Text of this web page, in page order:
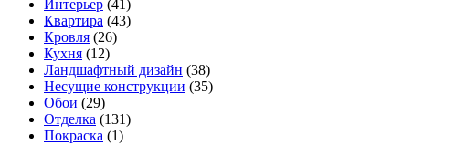
Интерьер (41)
Квартира (43)
Кровля (26)
Кухня (12)
Ландшафтный дизайн (38)
Несущие конструкции (35)
Обои (29)
Отделка (131)
Покраска (1)